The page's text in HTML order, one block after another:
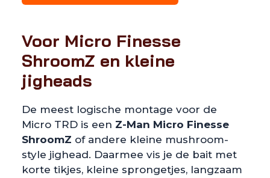
Voor Micro Finesse
ShroomZ en kleine
jigheads
De meest logische montage voor de
Micro TRD is een Z-Man Micro Finesse
ShroomZ of andere kleine mushroom-
style jighead. Daarmee vis je de bait met
korte tikjes, kleine sprongetjes, langzaam